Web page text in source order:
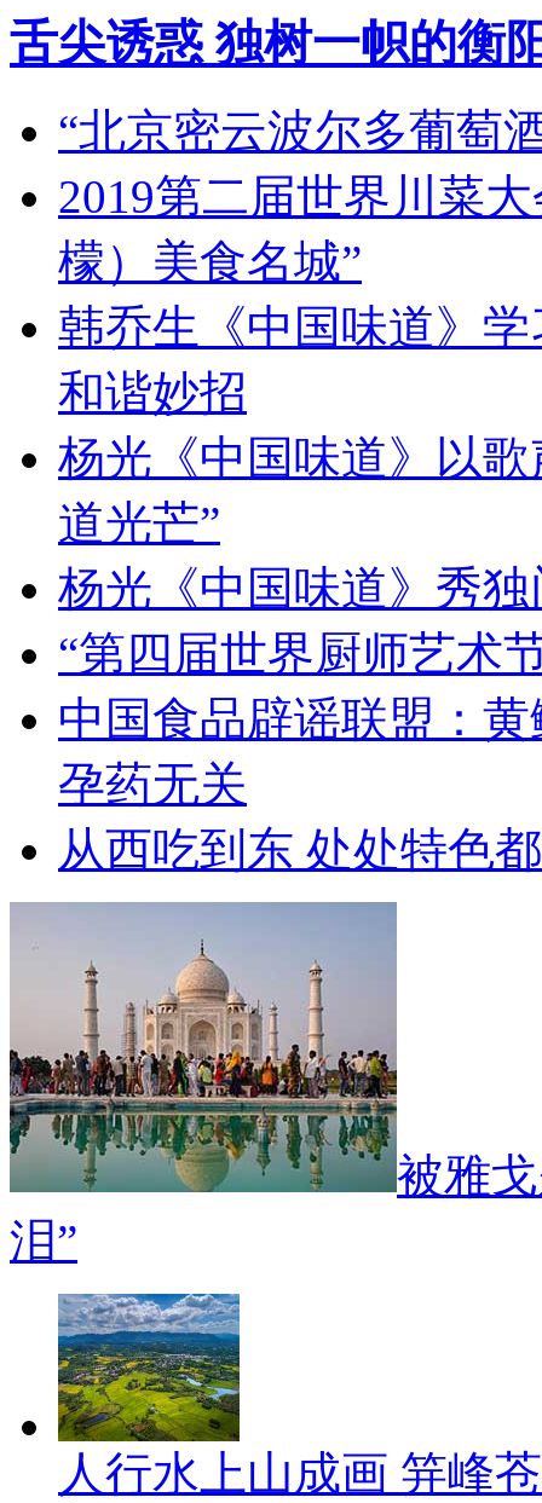
舌尖诱惑 独树一帜的衡
“北京密云波尔多葡萄
2019第二届世界川菜
檬）美食名城”
韩乔生《中国味道》
和谐妙招
杨光《中国味道》以
道光芒”
杨光《中国味道》秀
“第四届世界厨师艺术
中国食品辟谣联盟：
孕药无关
从西吃到东 处处特色
被雅
泪”
人行水上山成画 笄峰